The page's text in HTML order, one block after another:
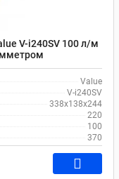
V-i240SV 100 л/м
Value
V-i240SV
338х138х244
220
100
370